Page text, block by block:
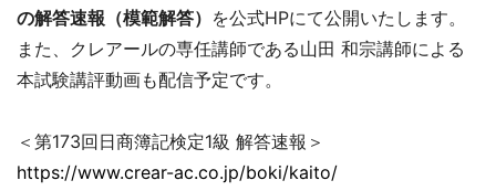
の解答速報（模範解答） を公式HPにて公開いたします。
また、クレアールの専任講師である山田 和宗講師による
本試験講評動画も配信予定です。
＜第173回日商簿記検定1級 解答速報＞
https://www.crear-ac.co.jp/boki/kaito/